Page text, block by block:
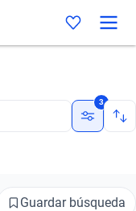
3
Guardar búsqueda